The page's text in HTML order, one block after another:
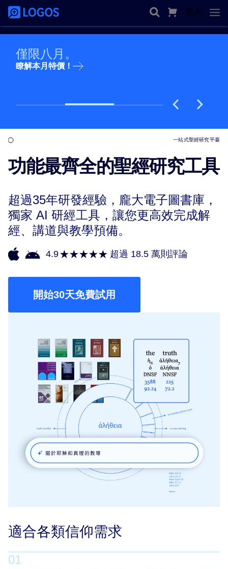
登入
僅限八月。
瞭解本月特價！
一站式聖經研究平臺
功能最齊全的聖經研究工具
超過35年研發經驗，龐大電子圖書庫，
獨家 AI 研經工具，讓您更高效完成解
經、講道與教學預備。
4.9 超過 18.5 萬則評論
開始30天免費試用
適合各類信仰需求
01